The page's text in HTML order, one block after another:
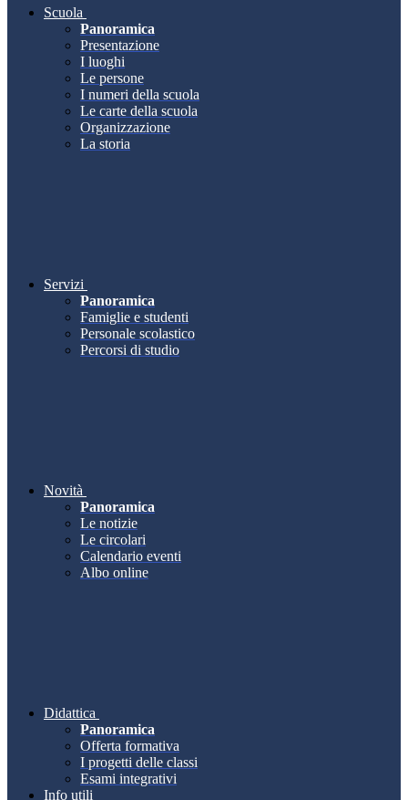
Scuola
Panoramica
Presentazione
I luoghi
Le persone
I numeri della scuola
Le carte della scuola
Organizzazione
La storia
Servizi
Panoramica
Famiglie e studenti
Personale scolastico
Percorsi di studio
Novità
Panoramica
Le notizie
Le circolari
Calendario eventi
Albo online
Didattica
Panoramica
Offerta formativa
I progetti delle classi
Esami integrativi
Info utili